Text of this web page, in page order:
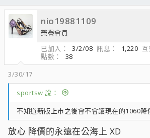
nio19881109
榮譽會員
已加入
3/2/08 訊息 1,220
點數
38
3/30/17
sportsw 說：
不知道新版上市之後會不會讓現在的1060降
放心 降價的永遠在公海上 XD